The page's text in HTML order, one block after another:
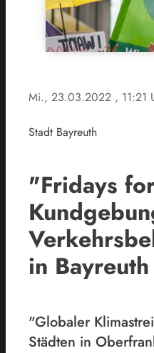
Mi., 23.03.2022 , 11:21
Stadt Bayreuth
"Fridays
in
"Globaler
Städten in